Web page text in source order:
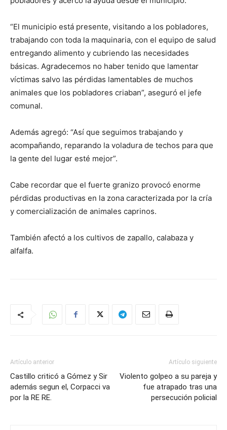
“El municipio está presente, visitando a los pobladores,
trabajando con toda la maquinaria, con el equipo de salud
entregando alimento y cubriendo las necesidades
básicas. Agradecemos no haber tenido que lamentar
víctimas salvo las pérdidas lamentables de muchos
animales que los pobladores criaban”, aseguró el jefe
comunal.
Además agregó: “Así que seguimos trabajando y
acompañando, reparando la voladura de techos para que
la gente del lugar esté mejor”.
Cabe recordar que el fuerte granizo provocó enorme
pérdidas productivas en la zona caracterizada por la cría
y comercialización de animales caprinos.
También afectó a los cultivos de zapallo, calabaza y
alfalfa.
Artículo anterior
Castillo criticó a Gómez y Sir
además segun el, Corpacci va
por la RE RE.
Artículo siguiente
Violento golpeo a su pareja y
fue atrapado tras una
persecución policial